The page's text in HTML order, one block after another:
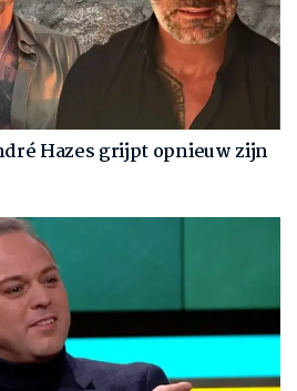
Hazes grijpt opnieuw zijn